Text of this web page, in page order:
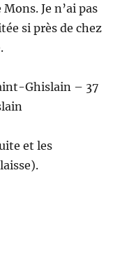
Je n’ai pas
si près de chez
Ghislain – 37
et les